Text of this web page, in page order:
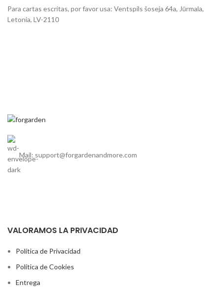
Para cartas escritas, por favor usa: Ventspils šoseja 64a, Jūrmala,
Letonia, LV-2110
Mail: support@forgardenandmore.com
VALORAMOS LA PRIVACIDAD
Política de Privacidad
Política de Cookies
Entrega